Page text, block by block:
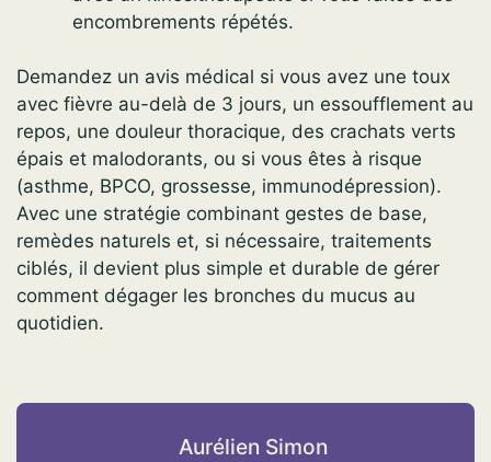
encombrements répétés.
Demandez un avis médical si vous avez une toux
avec fièvre au-delà de 3 jours, un essoufflement au
repos, une douleur thoracique, des crachats verts
épais et malodorants, ou si vous êtes à risque
(asthme, BPCO, grossesse, immunodépression).
Avec une stratégie combinant gestes de base,
remèdes naturels et, si nécessaire, traitements
ciblés, il devient plus simple et durable de gérer
comment dégager les bronches du mucus au
quotidien.
Aurélien Simon